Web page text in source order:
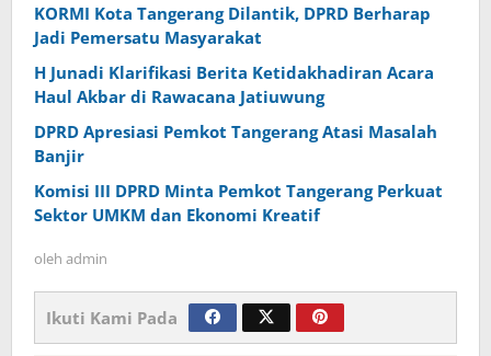
KORMI Kota Tangerang Dilantik, DPRD Berharap
Jadi Pemersatu Masyarakat
H Junadi Klarifikasi Berita Ketidakhadiran Acara
Haul Akbar di Rawacana Jatiuwung
DPRD Apresiasi Pemkot Tangerang Atasi Masalah
Banjir
Komisi III DPRD Minta Pemkot Tangerang Perkuat
Sektor UMKM dan Ekonomi Kreatif
oleh admin
Ikuti Kami Pada